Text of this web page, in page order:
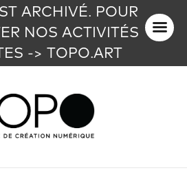
ARCHIVÉ. POUR
NOS ACTIVITÉS
-> TOPO.ART